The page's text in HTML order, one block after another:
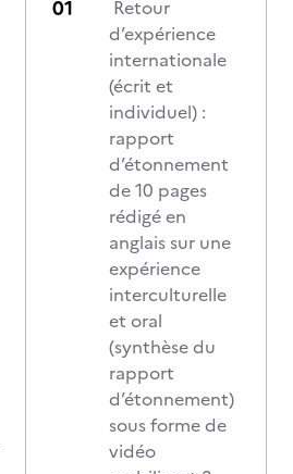
Retour
d’expérience
internationale
(écrit et
individuel) :
rapport
d’étonnement
de 10 pages
rédigé en
anglais sur une
expérience
interculturelle
et oral
(synthèse du
rapport
d’étonnement)
sous forme de
vidéo